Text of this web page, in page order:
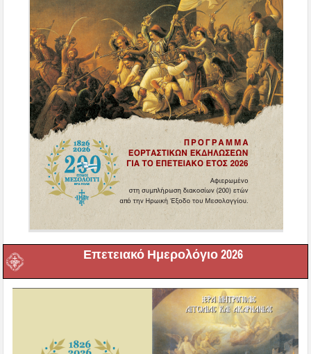
Επετειακό Ημερολόγιο 2026